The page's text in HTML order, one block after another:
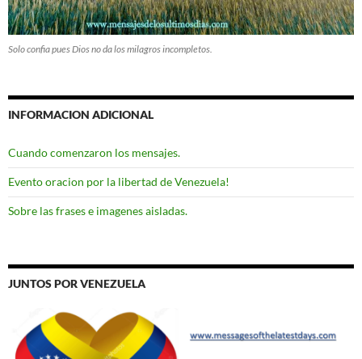
Solo confia pues Dios no da los milagros incompletos.
INFORMACION ADICIONAL
Cuando comenzaron los mensajes.
Evento oracion por la libertad de Venezuela!
Sobre las frases e imagenes aisladas.
JUNTOS POR VENEZUELA